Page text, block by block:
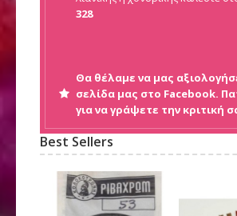
328
Θα θέλαμε να μας
σελίδα μας στο Facebook.
για να γράψετε την κριτική
Best Sellers